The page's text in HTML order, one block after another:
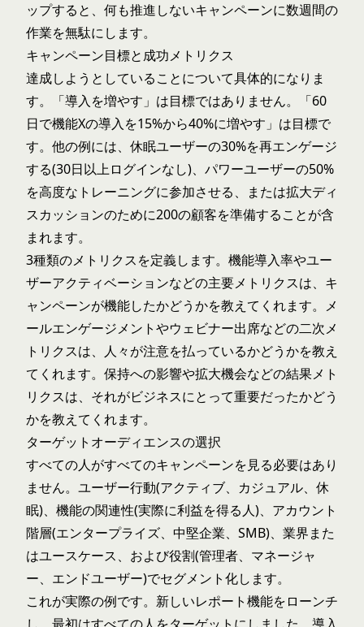
ップすると、何も推進しないキャンペーンに数週間の
作業を無駄にします。
キャンペーン目標と成功メトリクス
達成しようとしていることについて具体的になりま
す。「導入を増やす」は目標ではありません。「60
日で機能Xの導入を15%から40%に増やす」は目標で
す。他の例には、休眠ユーザーの30%を再エンゲージ
する(30日以上ログインなし)、パワーユーザーの50%
を高度なトレーニングに参加させる、または拡大ディ
スカッションのために200の顧客を準備することが含
まれます。
3種類のメトリクスを定義します。機能導入率やユー
ザーアクティベーションなどの主要メトリクスは、キ
ャンペーンが機能したかどうかを教えてくれます。メ
ールエンゲージメントやウェビナー出席などの二次メ
トリクスは、人々が注意を払っているかどうかを教え
てくれます。保持への影響や拡大機会などの結果メト
リクスは、それがビジネスにとって重要だったかどう
かを教えてくれます。
ターゲットオーディエンスの選択
すべての人がすべてのキャンペーンを見る必要はあり
ません。ユーザー行動(アクティブ、カジュアル、休
眠)、機能の関連性(実際に利益を得る人)、アカウント
階層(エンタープライズ、中堅企業、SMB)、業界また
はユースケース、および役割(管理者、マネージャ
ー、エンドユーザー)でセグメント化します。
これが実際の例です。新しいレポート機能をローンチ